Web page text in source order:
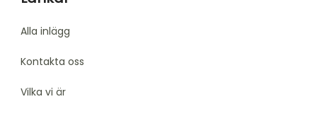
Alla inlägg
Kontakta oss
Vilka vi är